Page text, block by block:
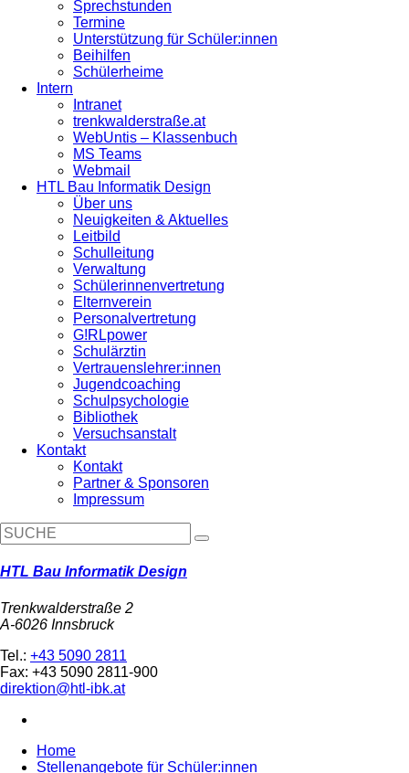
Sprechstunden
Termine
Unterstützung für Schüler:innen
Beihilfen
Schülerheime
Intern
Intranet
trenkwalderstraße.at
WebUntis – Klassenbuch
MS Teams
Webmail
HTL Bau Informatik Design
Über uns
Neuigkeiten & Aktuelles
Leitbild
Schulleitung
Verwaltung
Schülerinnenvertretung
Elternverein
Personalvertretung
G!RLpower
Schulärztin
Vertrauenslehrer:innen
Jugendcoaching
Schulpsychologie
Bibliothek
Versuchsanstalt
Kontakt
Kontakt
Partner & Sponsoren
Impressum
HTL Bau Informatik Design
Trenkwalderstraße 2
A-6026 Innsbruck
Tel.: +43 5090 2811
Fax: +43 5090 2811-900
direktion@htl-ibk.at
Home
Stellenangebote für Schüler:innen